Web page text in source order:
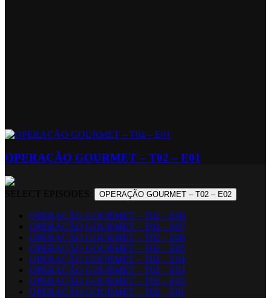
OPERAÇÃO GOURMET – T02 – E01
OPERAÇÃO GOURMET – T02 – E02
OPERAÇÃO GOURMET – T02 – E08
OPERAÇÃO GOURMET – T02 – E07
OPERAÇÃO GOURMET – T02 – E06
OPERAÇÃO GOURMET – T02 – E05
OPERAÇÃO GOURMET – T02 – E04
OPERAÇÃO GOURMET – T02 – E03
OPERAÇÃO GOURMET – T02 – E02
OPERAÇÃO GOURMET – T02 – E01